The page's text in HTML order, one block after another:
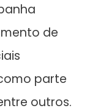
de
parte
outros.